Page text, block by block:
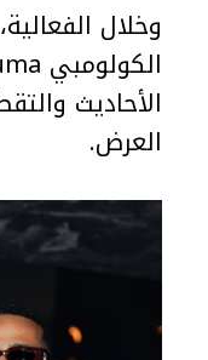
وخلال
الأحاديث
العرض.